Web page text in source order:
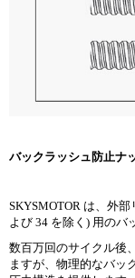
バックラッシュ防止ナ
SKYSMOTOR は、外
よび 34 を除く) 用のバ
数百万回のサイクル後
ますが、物理的なバッ